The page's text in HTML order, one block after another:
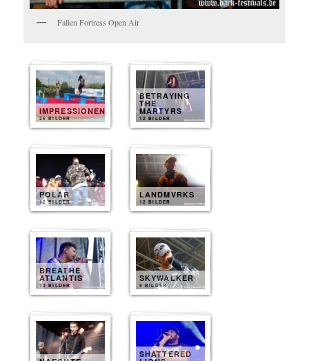
Fallen Fortress Open Air
IMPRESSIONEN
25 BILDER
BETRAYING
THE
MARTYRS
12 BILDER
POLAR
12 BILDER
LANDMVRKS
12 BILDER
BREATHE
ATLANTIS
10 BILDER
SKYWALKER
8 BILDER
SHATTERED